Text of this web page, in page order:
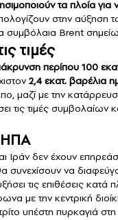
τα πλοία για
στην
συμβόλαια Brent
τιμές
περίπου 100
2,4 εκατ. βαρέλια
μαζί με την
τις τιμές συμβολαίων
ΗΠΑ
δεν έχουν
να
τις επιθέσεις κατά
με την κεντρική
υπέστη πυρκαγιά